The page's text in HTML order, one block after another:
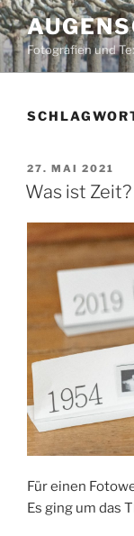
Zum
Inhalt
springenFotografien und
AM
27. MAI 2021
Was ist Zeit?
Für einen
Es ging um das